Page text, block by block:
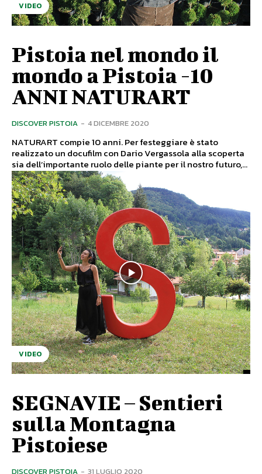
VIDEO
Pistoia nel mondo il
mondo a Pistoia -10
ANNI NATURART
DISCOVER PISTOIA - 4 DICEMBRE 2020
NATURART compie 10 anni. Per festeggiare è stato
realizzato un docufilm con Dario Vergassola alla scoperta
sia dell’importante ruolo delle piante per il nostro futuro,...
VIDEO
SEGNAVIE – Sentieri
sulla Montagna
Pistoiese
DISCOVER PISTOIA - 31 LUGLIO 2020